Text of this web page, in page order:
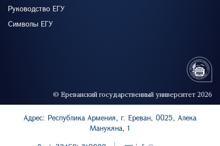
Руководство ЕГУ
Символы ЕГУ
© Ереванский государственный университет 2026
Адрес: Республика Армения, г. Ереван, 0025, Алека
Манукяна, 1